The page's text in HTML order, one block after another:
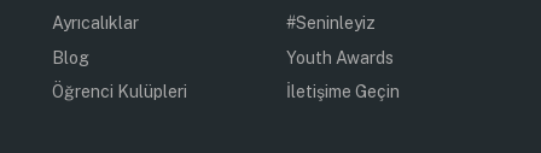
Ayrıcalıklar
Blog
Öğrenci Kulüpleri
#Seninleyiz
Youth Awards
İletişime Geçin